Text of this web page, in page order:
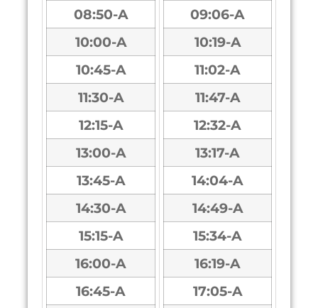
08:50-A
10:00-A
10:45-A
11:30-A
12:15-A
13:00-A
13:45-A
14:30-A
15:15-A
16:00-A
16:45-A
09:06-A
10:19-A
11:02-A
11:47-A
12:32-A
13:17-A
14:04-A
14:49-A
15:34-A
16:19-A
17:05-A